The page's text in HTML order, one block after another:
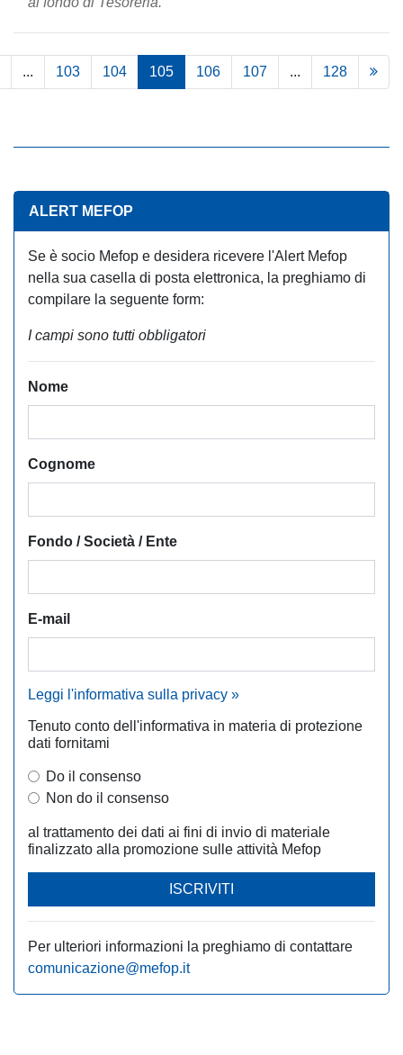
... 103 104 105 106 107 ... 128
ALERT MEFOP
Se è socio Mefop e desidera ricevere l'Alert Mefop
nella sua casella di posta elettronica, la preghiamo di
compilare la seguente form:
I campi sono tutti obbligatori
Nome
Cognome
Fondo / Società / Ente
E-mail
Leggi l'informativa sulla privacy »
Tenuto conto dell'informativa in materia di protezione
dati fornitami
Do il consenso
Non do il consenso
al trattamento dei dati ai fini di invio di materiale
finalizzato alla promozione sulle attività Mefop
ISCRIVITI
Per ulteriori informazioni la preghiamo di contattare
comunicazione@mefop.it